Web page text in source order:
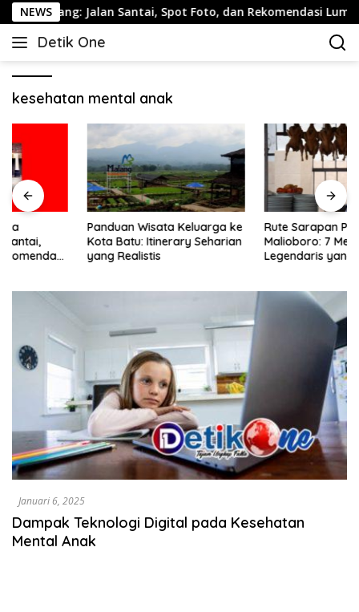
Langsung
ke
konten
NEWSJalan Santai, Spot Foto, dan Rekomendasi Lumpia
Detik One
Tajam
kesehatan mental anak
Panduan Wisata Keluarga ke
Kota Batu: Itinerary Seharian
yang Realistis
Rute Sarapan Pagi
Malioboro: 7 Menu
Legendaris yang Masih
Januari 6, 2025
Dampak Teknologi Digital pada Kesehatan
Mental Anak